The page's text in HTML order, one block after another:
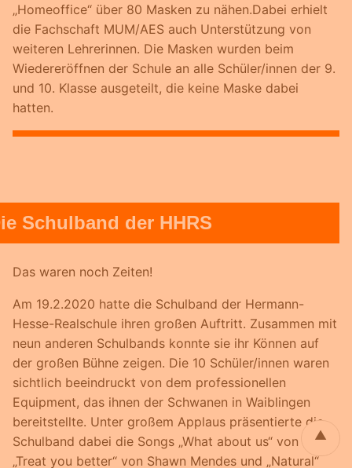
„Homeoffice“ über 80 Masken zu nähen.Dabei erhielt
die Fachschaft MUM/AES auch Unterstützung von
weiteren Lehrerinnen. Die Masken wurden beim
Wiedereröffnen der Schule an alle Schüler/innen der 9.
und 10. Klasse ausgeteilt, die keine Maske dabei
hatten.
Schulband der HHRS
Das waren noch Zeiten!
Am 19.2.2020 hatte die Schulband der Hermann-
Hesse-Realschule ihren großen Auftritt. Zusammen mit
neun anderen Schulbands konnte sie ihr Können auf
der großen Bühne zeigen. Die 10 Schüler/innen waren
sichtlich beeindruckt von dem professionellen
Equipment, das ihnen der Schwanen in Waiblingen
bereitstellte. Unter großem Applaus präsentierte die
Schulband dabei die Songs „What about us“ von Pink,
„Treat you better“ von Shawn Mendes und „Natural“
▲